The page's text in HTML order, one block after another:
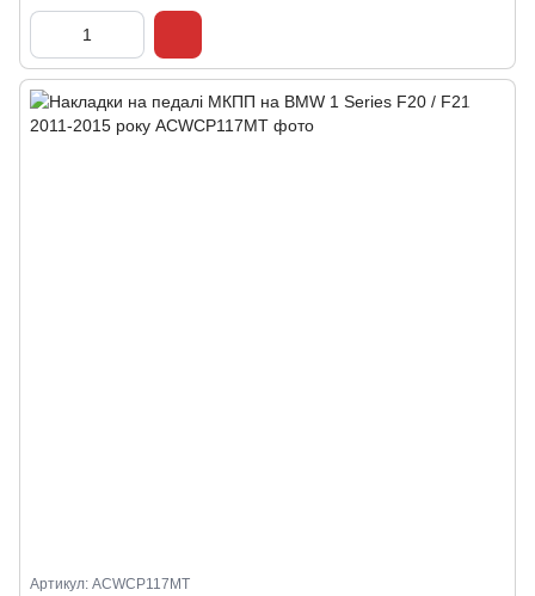
Артикул: ACWCP117MT